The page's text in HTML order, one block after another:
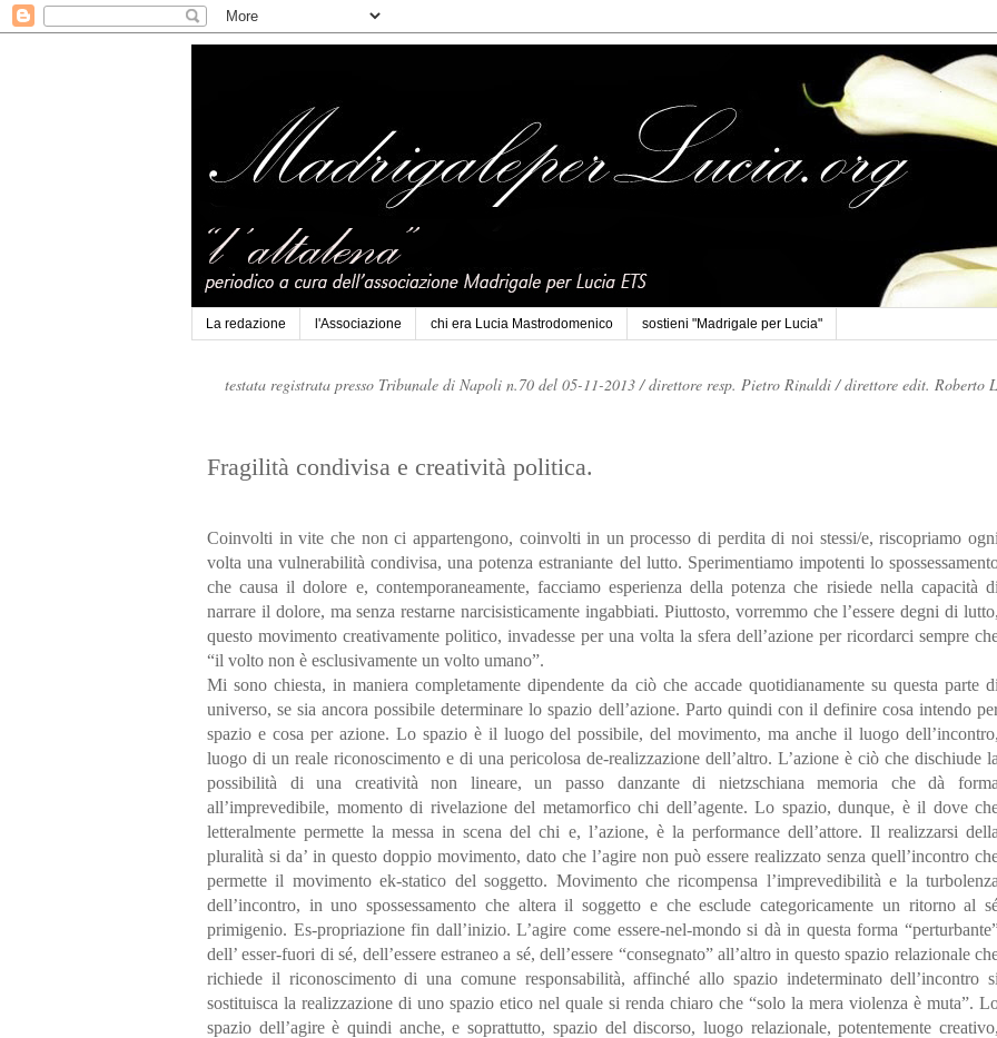
La redazione l'Associazione chi era Lucia Mastrodomenico sostieni "Madrigale per Lucia"
testata registrata presso Tribunale di Napoli n.70 del 05-11-2013 /direttore resp. Pietro Rinaldi /direttore edit. Roberto
Fragilità condivisa e creatività politica.
Coinvolti in vite che non ci appartengono, coinvolti in un processo di perdita di noi stessi/e, riscopriamo ogni
volta una vulnerabilità condivisa, una potenza estraniante del lutto. Sperimentiamo impotenti lo
che causa il dolore e, contemporaneamente, facciamo esperienza della potenza che risiede nella capacità di
narrare il dolore, ma senza restarne narcisisticamente ingabbiati. Piuttosto, vorremmo che l’essere degni di lutto,
questo movimento creativamente politico, invadesse per una volta la sfera dell’azione per ricordarci sempre
“il volto non è esclusivamente un volto umano”.
Mi sono chiesta, in maniera completamente dipendente da ciò che accade quotidianamente su questa parte di
universo, se sia ancora possibile determinare lo spazio dell’azione. Parto quindi con il definire cosa intendo
spazio e cosa per azione. Lo spazio è il luogo del possibile, del movimento, ma anche il luogo dell’incontro,
luogo di un reale riconoscimento e di una pericolosa de-realizzazione dell’altro. L’azione è ciò che dischiude la
possibilità di una creatività non lineare, un passo danzante di nietzschiana memoria che dà forma
all’imprevedibile, momento di rivelazione del metamorfico chi dell’agente. Lo spazio, dunque, è il dove
letteralmente permette la messa in scena del chi e, l’azione, è la performance dell’attore. Il realizzarsi della
pluralità si da’ in questo doppio movimento, dato che l’agire non può essere realizzato senza quell’incontro
permette il movimento ek-statico del soggetto. Movimento che ricompensa l’imprevedibilità e la turbolenza
dell’incontro, in uno spossessamento che altera il soggetto e che esclude categoricamente un ritorno al
primigenio. Es-propriazione fin dall’inizio. L’agire come essere-nel-mondo si dà in questa forma
dell’ esser-fuori di sé, dell’essere estraneo a sé, dell’essere “consegnato” all’altro in questo spazio relazionale
richiede il riconoscimento di una comune responsabilità, affinché allo spazio indeterminato dell’incontro si
sostituisca la realizzazione di uno spazio etico nel quale si renda chiaro che “solo la mera violenza è muta”.
spazio dell’agire è quindi anche, e soprattutto, spazio del discorso, luogo relazionale, potentemente creativo,